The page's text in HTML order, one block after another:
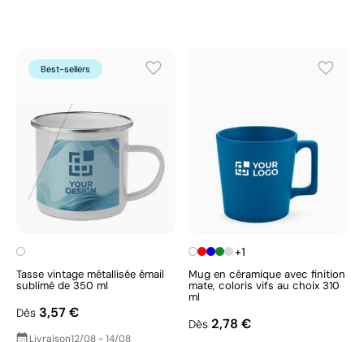
Best-sellers
Tasse vintage métallisée émail
sublimé de 350 ml
Dès 3,57 €
Livraison12/08 - 14/08
+1
Mug en céramique avec finition
mate, coloris vifs au choix 310
ml
Dès 2,78 €